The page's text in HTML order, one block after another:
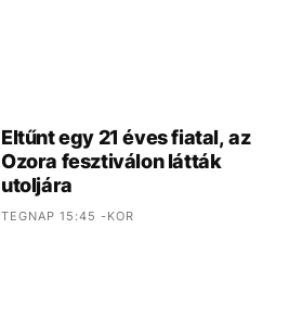
Eltűnt egy 21 éves fiatal, az
Ozora fesztiválon látták
utoljára
TEGNAP 15:45 -KOR